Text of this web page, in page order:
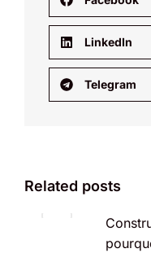
LinkedIn
Telegram
Related posts